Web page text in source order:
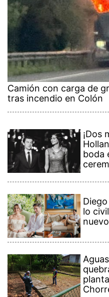
Camión con carga de
tras incendio en Colón
¡Dos
boda
lo